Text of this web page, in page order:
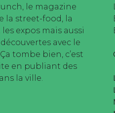
le magazine
la street-food, la
expos mais aussi
avec le
tombe bien, c’est
en publiant des
la ville.